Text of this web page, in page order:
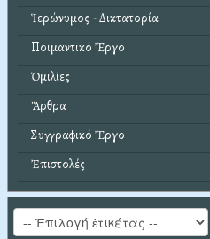
Ἱερώνυμος - Δικτατορία
Ποιμαντικό Ἔργο
Ὁμιλίες
Ἄρθρα
Συγγραφικό Ἔργο
Ἐπιστολές